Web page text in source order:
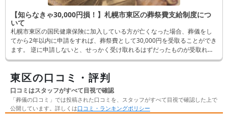
【知らなきゃ30,000円損！】札幌市東区の葬祭費支給制度につ
いて
札幌市東区の国民健康保険に加入している方が亡くなった場合、葬儀をし
てから2年以内に申請をすれば、葬祭費として30,000円を受取ることができ
ます。 逆に申請しないと、せっかく受け取れるはずだったものが受取れな
くなってしまいます。 そんなことにならないよう、この記事では申請方法
東区の口コミ・評判
口コミはスタッフがすべて目視で確認
「葬儀の口コミ」では投稿された口コミを、スタッフがすべて目視で確認した上で
公開しています。詳しくは口コミ・ランキングポリシー